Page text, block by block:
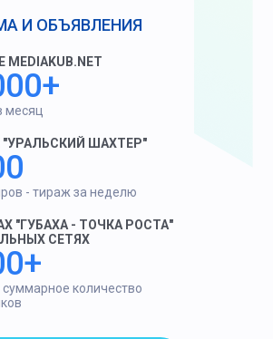
И ОБЪЯВЛЕНИЯ
MEDIAKUB.NET
месяц
"УРАЛЬСКИЙ ШАХТЕР"
- тираж за неделю
"ГУБАХА - ТОЧКА РОСТА"
СЕТЯХ
суммарное количество